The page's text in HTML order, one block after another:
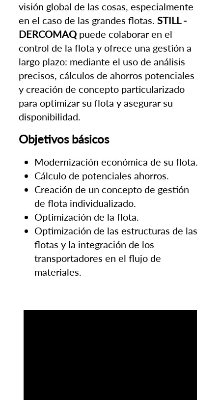
visión global de las cosas, especialmente
en el caso de las grandes flotas. STILL -
DERCOMAQ puede colaborar en el
control de la flota y ofrece una gestión a
largo plazo: mediante el uso de análisis
precisos, cálculos de ahorros potenciales
y creación de concepto particularizado
para optimizar su flota y asegurar su
disponibilidad.
Objetivos básicos
Modernización económica de su flota.
Cálculo de potenciales ahorros.
Creación de un concepto de gestión
de flota individualizado.
Optimización de la flota.
Optimización de las estructuras de las
flotas y la integración de los
transportadores en el flujo de
materiales.